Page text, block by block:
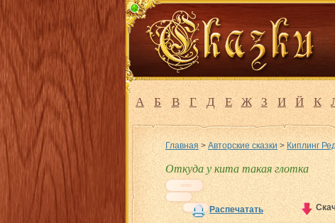
А Б В Г Д Е Ж З И Й К
Главная >Авторские сказки>Киплинг
Откуда у кита такая глотка
Распечатать